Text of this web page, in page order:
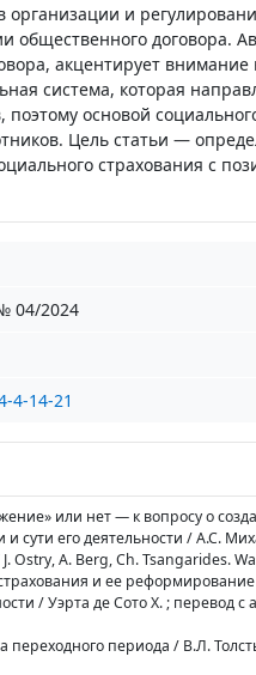
организации и
общественного договора.
акцентирует
система, которая
основой
Цель статьи —
страхования с
04/2024
4-14-21
или нет — к вопросу о
сути его деятельности / А.С.
Ostry, A. Berg, Ch. Tsangarides.
и ее
/ Уэрта де Сото Х. ; перевод с
переходного периода / В.Л.